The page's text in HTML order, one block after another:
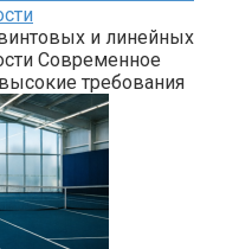
и линейных
Современное
требования